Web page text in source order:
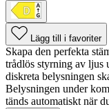
Lägg till i favoriter
Skapa den perfekta
trådlös styrning av ljus
diskreta belysningen
Belysningen under
tänds automatiskt när